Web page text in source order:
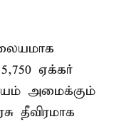
ஏக்கர்
அமைக்கும்
தீவிரமாக